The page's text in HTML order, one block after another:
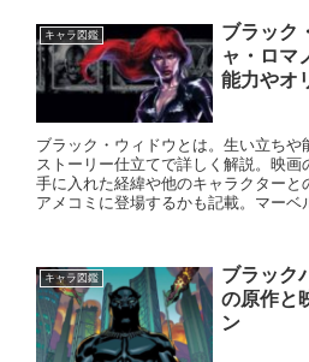
キャラ図鑑
ブラック
ャ・ロマ
能力やオ
ブラック・ウィドウとは。生い立ちや
ストーリー仕立てで詳しく解説。映画
手に入れた経緯や他のキャラクターと
アメコミに登場するかも記載。マーベ
キャラ図鑑
ブラック
の原作と
ン